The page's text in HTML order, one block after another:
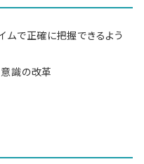
ムで正確に把握できるよう
識の改革